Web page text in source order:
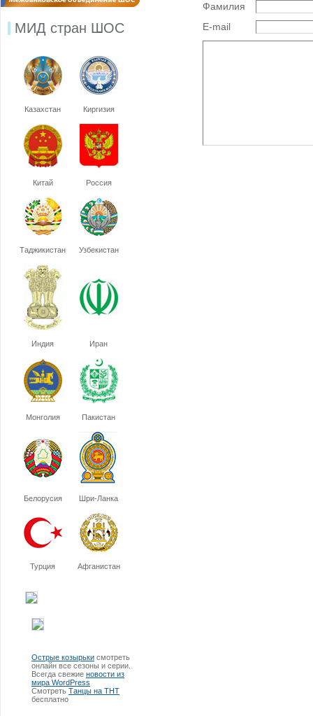
МИД стран ШОС
Казахстан Киргизия
Китай Россия
Таджикистан Узбекистан
Индия Иран
Монголия Пакистан
Белорусия Шри-Ланка
Турция Афганистан
Острые козырьки смотреть
онлайн все сезоны и серии.
Всегда свежие новости из
мира WordPress
Смотреть Танцы на ТНТ
бесплатно
Фамилия
E-mail